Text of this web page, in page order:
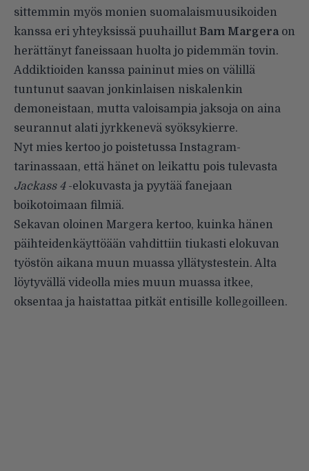
sittemmin myös monien suomalaismuusikoiden
kanssa eri yhteyksissä puuhaillut Bam Margeraon
herättänyt faneissaan huolta jo pidemmän tovin.
Addiktioiden kanssa paininut mies on välillä
tuntunut saavan jonkinlaisen niskalenkin
demoneistaan, mutta valoisampia jaksoja on aina
seurannut alati jyrkkenevä syöksykierre.
Nyt mies kertoo jo poistetussa Instagram-
tarinassaan, että hänet on leikattu pois tulevasta
Jackass 4-elokuvasta ja pyytää fanejaan
boikotoimaan filmiä.
Sekavan oloinen Margera kertoo, kuinka hänen
päihteidenkäyttöään vahdittiin tiukasti elokuvan
työstön aikana muun muassa yllätystestein. Alta
löytyvällä videolla mies muun muassa itkee,
oksentaa ja haistattaa pitkät entisille kollegoilleen.